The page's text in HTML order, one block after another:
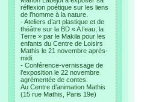
réflexion poétique sur les liens
de l’homme à la nature.
- Ateliers d’art plastique et de
théâtre sur la BD « A l’eau, la
Terre » par le Makila pour les
enfants du Centre de Loisirs
Mathis le 21 novembre après-
midi.
- Conférence-vernissage de
l’exposition le 22 novembre
agrémentée de contes.
Au Centre d’animation Mathis
(15 rue Mathis, Paris 19e)